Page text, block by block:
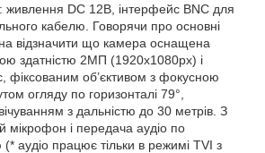
живлення DC 12В, інтерфейс BNC для
кабелю. Говорячи про основні
відзначити що камера оснащена
здатністю 2МП (1920х1080px) і
фіксованим об’єктивом з фокусною
огляду по горизонталі 79°,
з дальністю до 30 метрів. З
мікрофон і передача аудіо по
аудіо працює тільки в режимі TVI з